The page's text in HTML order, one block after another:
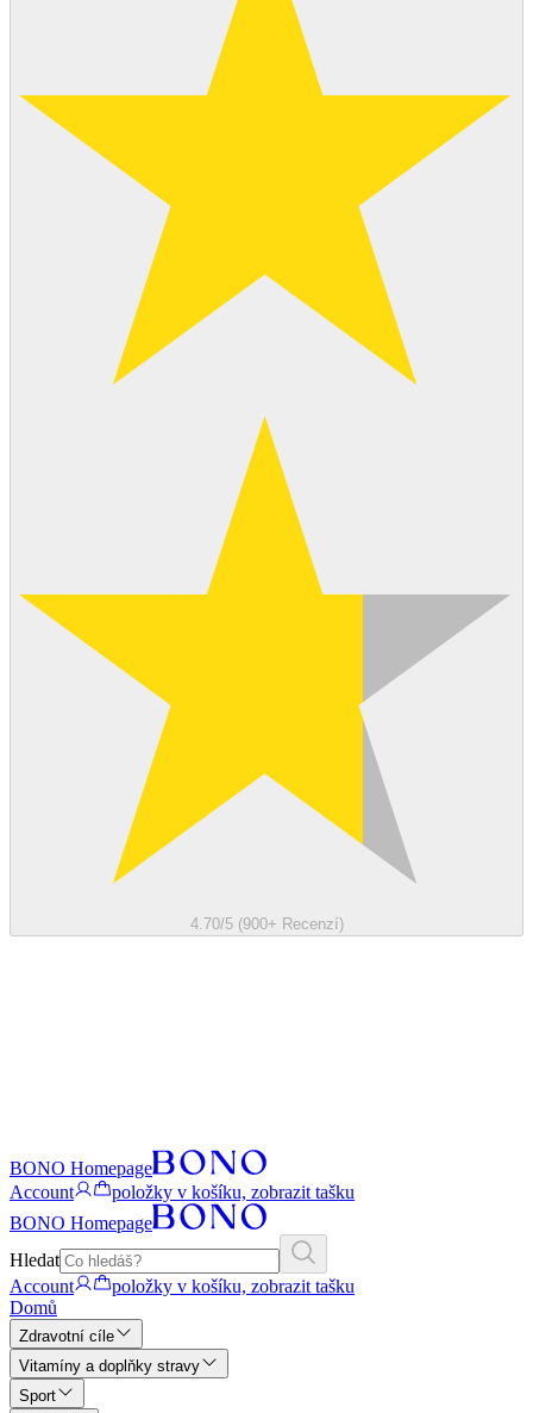
4.70/5 (900+ Recenzí)
BONO Homepage
Account
položky v košíku, zobrazit tašku
BONO Homepage
Hledat
Account
položky v košíku, zobrazit tašku
Domů
Zdravotní cíle
Vitamíny a doplňky stravy
Sport